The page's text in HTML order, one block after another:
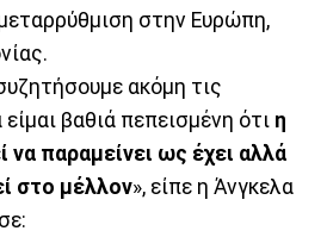
στην Ευρώπη,
ακόμη τις
βαθιά πεπεισμένη ότι η
παραμείνει ως έχει αλλά
στο μέλλον», είπε η Άνγκελα